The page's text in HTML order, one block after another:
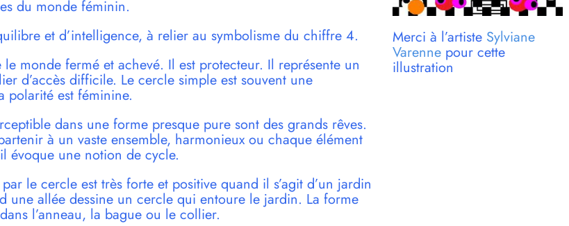
du monde féminin.
et d’intelligence, à relier au symbolisme du chiffre 4.
monde fermé et achevé. Il est protecteur. Il représente un
d’accès difficile. Le cercle simple est souvent une
polarité est féminine.
dans une forme presque pure sont des grands rêves.
à un vaste ensemble, harmonieux ou chaque élément
évoque une notion de cycle.
le cercle est très forte et positive quand il s’agit d’un jardin
une allée dessine un cercle qui entoure le jardin. La forme
l’anneau, la bague ou le collier.
Merci à l’artiste Sylviane
Varenne pour cette
illustration